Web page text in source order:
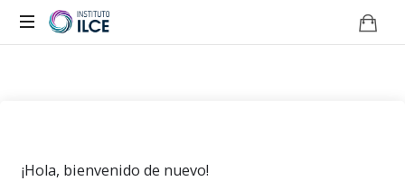
¡Hola, bienvenido de nuevo!